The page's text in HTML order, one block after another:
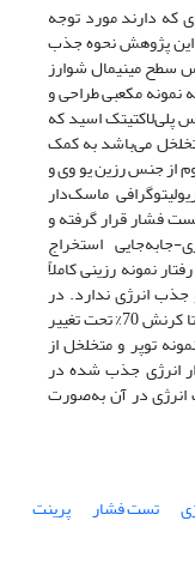
که دارند مورد توجه
این پژوهش نحوه جذب
سطح مینیمال شوارز
نمونه مکعبی طراحی و
پلی‌لاکتیتک اسید که
تخلخل می‌باشد به کمک
از جنس رزین یو وی و
ماسک‌دار
فشار قرار گرفته و
جا­به­‌جایی استخراج
نمونه رزینی کاملاً
انرژی ندارد. در
مقابل نمونه متخلخل از جنس پلی‌­لاکتیک اسید تا کرنش 70% تحت تغییر
توپر و متخلخل از
انرژی جذب شده در
در آن به‌صورت
تست فشار پرینت